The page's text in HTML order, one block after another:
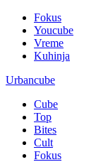
Fokus
Youcube
Vreme
Kuhinja
Urbancube
Cube
Top
Bites
Cult
Fokus